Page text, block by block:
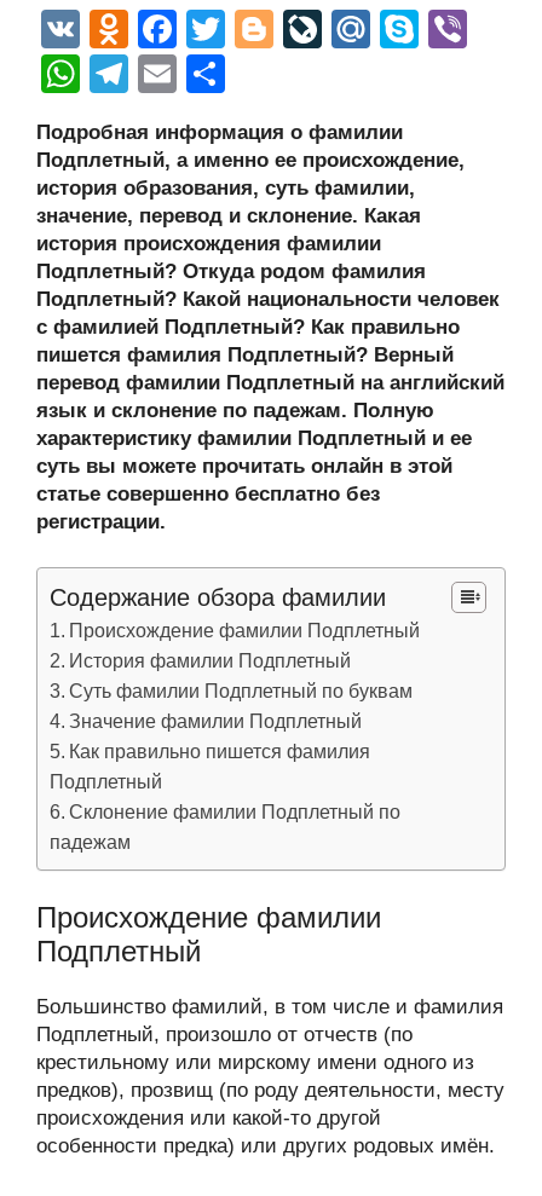
V
K
O
d
n
o
kl
a
ss
ni
ki
F
a
c
e
b
o
o
k
T
er
Bl
g
er
Li
J
o
ur
n
al
M
u
S
e
W
at
s
A
p
p
T
e
gr
a
m
E
ail р
а
в
и
ть
Подробная информация о фамилии
Подплетный, а именно ее происхождение,
история образования, суть фамилии,
значение, перевод и склонение. Какая
история происхождения фамилии
Подплетный? Откуда родом фамилия
Подплетный? Какой национальности человек
с фамилией Подплетный? Как правильно
пишется фамилия Подплетный? Верный
перевод фамилии Подплетный на английский
язык и склонение по падежам. Полную
характеристику фамилии Подплетный и ее
суть вы можете прочитать онлайн в этой
статье совершенно бесплатно без
регистрации.
Содержание обзора фамилии
Происхождение фамилии Подплетный
История фамилии Подплетный
Суть фамилии Подплетный по буквам
Значение фамилии Подплетный
Как правильно пишется фамилия
Подплетный
Склонение фамилии Подплетный по
падежам
Происхождение фамилии
Подплетный
Большинство фамилий, в том числе и фамилия
Подплетный, произошло от отчеств (по
крестильному или мирскому имени одного из
предков), прозвищ (по роду деятельности, месту
происхождения или какой-то другой
особенности предка) или других родовых имён.